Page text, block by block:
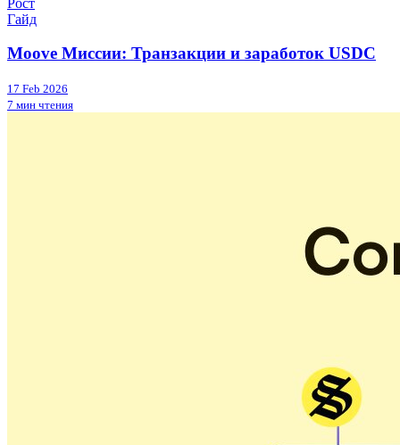
Гайд
Moove Миссии: Транзакции и заработок USDC
17 Feb 2026
7 мин чтения